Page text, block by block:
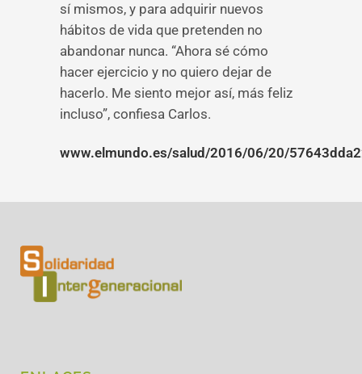
sí mismos, y para adquirir nuevos
hábitos de vida que pretenden no
abandonar nunca. “Ahora sé cómo
hacer ejercicio y no quiero dejar de
hacerlo. Me siento mejor así, más feliz
incluso”, confiesa Carlos.
www.elmundo.es/salud/2016/06/20/